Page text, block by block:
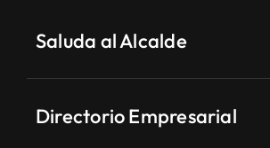
Saluda al Alcalde
Directorio Empresarial